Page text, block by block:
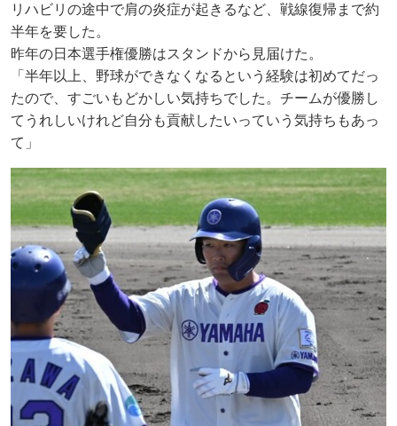
リハビリの途中で肩の炎症が起きるなど、戦線復帰まで約
半年を要した。
昨年の日本選手権優勝はスタンドから見届けた。
「半年以上、野球ができなくなるという経験は初めてだっ
たので、すごいもどかしい気持ちでした。チームが優勝し
てうれしいけれど自分も貢献したいっていう気持ちもあっ
て」